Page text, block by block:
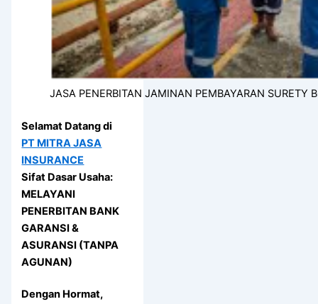
JASA PENERBITAN JAMINAN PEMBAYARAN SURETY
Selamat Datang di
PT MITRA JASA
INSURANCE
Sifat Dasar Usaha:
MELAYANI
PENERBITAN BANK
GARANSI &
ASURANSI (TANPA
AGUNAN)
Dengan Hormat,